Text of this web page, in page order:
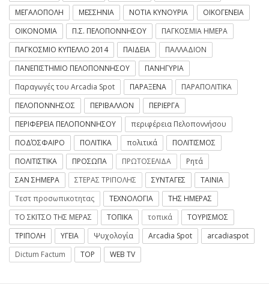
ΜΕΓΑΛΟΠΟΛΗ
ΜΕΣΣΗΝΙΑ ΝΟΤΙΑ ΚΥΝΟΥΡΙΑ
ΟΙΚΟΓΕΝΕΙΑ
ΟΙΚΟΝΟΜΙΑ
Π.Σ. ΠΕΛΟΠΟΝΝΗΣΟΥ
ΠΑΓΚΟΣΜΙΑ ΗΜΕΡΑ
ΠΑΓΚΟΣΜΙΟ ΚΥΠΕΛΛΟ 2014
ΠΑΙΔΕΙΑ
ΠΑΛΛΑΔΙΟΝ
ΠΑΝΕΠΙΣΤΗΜΙΟ ΠΕΛΟΠΟΝΝΗΣΟΥ
ΠΑΝΗΓΥΡΙΑ
Παραγωγές του Arcadia Spot
ΠΑΡΑΞΕΝΑ
ΠΑΡΑΠΟΛΙΤΙΚΑ
ΠΕΛΟΠΟΝΝΗΣΟΣ
ΠΕΡΙΒΑΛΛΟΝ
ΠΕΡΙΕΡΓΑ
ΠΕΡΙΦΕΡΕΙΑ ΠΕΛΟΠΟΝΝΗΣΟΥ
περιφέρεια Πελοποννήσου
ΠΟΔΌΣΦΑΙΡΟ
ΠΟΛΙΤΙΚΑ πολιτικά
ΠΟΛΙΤΙΣΜΟΣ
ΠΟΛΙΤΙΣΤΙΚΑ
ΠΡΟΣΩΠΑ ΠΡΩΤΟΣΕΛΙΔΑ
Ρητά
ΣΑΝ ΣΗΜΕΡΑ
ΣΤΕΡΑΣ ΤΡΙΠΟΛΗΣ ΣΥΝΤΑΓΕΣ
ΤΑΙΝΙΑ
Τεστ προσωπικοτητας
ΤΕΧΝΟΛΟΓΙΑ
ΤΗΣ ΗΜΕΡΑΣ
ΤΟ ΣΚΙΤΣΟ ΤΗΣ ΜΕΡΑΣ
ΤΟΠΙΚΑ τοπικά
ΤΟΥΡΙΣΜΟΣ
ΤΡΙΠΟΛΗ
ΥΓΕΙΑ Ψυχολογία Arcadia Spot
arcadiaspot
Dictum Factum
TOP WEB TV